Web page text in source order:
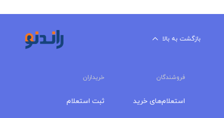
بازگشت به بالا
فروشندگان خریداران
استعلام‌های خرید ثبت استعلام